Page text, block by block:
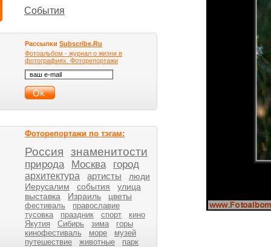
События
Рассылки Subscribe.Ru
Фотоальбом - журнал о жизни в
фотографиях. Фоторепортажи
Фоторепортажи по тэгам:
Россия знаменитости
природа Москва город
архитектура артисты
люди
Иерусалим
события
улица
выставка
Израиль цветы
фестиваль
православие
тусовка
праздник спорт
кино
Якутия
Сибирь зима
горы
кинофестиваль
море
музей
путешествие
животные парк